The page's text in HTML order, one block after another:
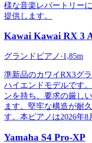
様な音楽レパートリー
提供します。
Kawai Kawai RX 3
グランドピアノ ·1,85m
準新品のカワイRX3グ
ハイエンドモデルです
ンを持ち、要求の厳し
ます。堅牢な構造が耐
す。本ピアノは2026年8
Yamaha S4 Pro-XP